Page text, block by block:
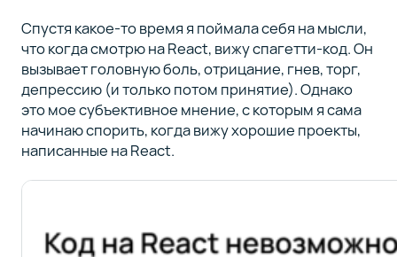
Спустя какое-то время я поймала себя на мысли,
что когда смотрю на React, вижу спагетти-код. Он
вызывает головную боль, отрицание, гнев, торг,
депрессию (и только потом принятие). Однако
это мое субъективное мнение, с которым я сама
начинаю спорить, когда вижу хорошие проекты,
написанные на React.